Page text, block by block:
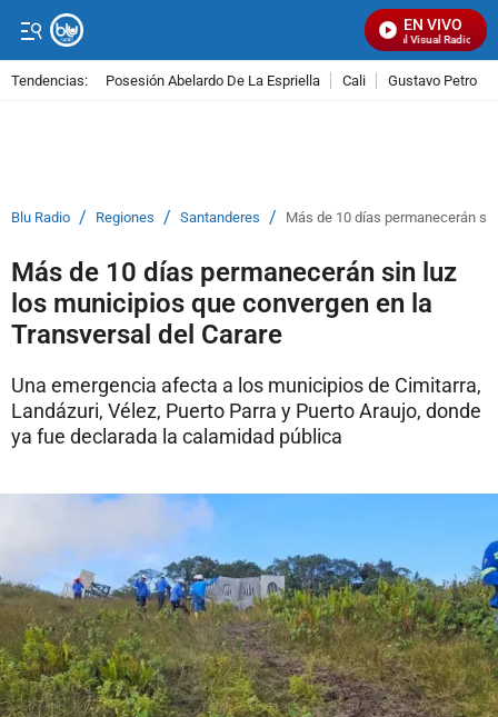
EN VIVO
Señal Visual Radio
Tendencias: Posesión Abelardo De La Espriella Cali Gustavo Petro
Blu Radio / Regiones / Santanderes / Más de 10 días permanecerán
Más de 10 días permanecerán sin luz
los municipios que convergen en la
Transversal del Carare
Una emergencia afecta a los municipios de Cimitarra,
Landázuri, Vélez, Puerto Parra y Puerto Araujo, donde
ya fue declarada la calamidad pública